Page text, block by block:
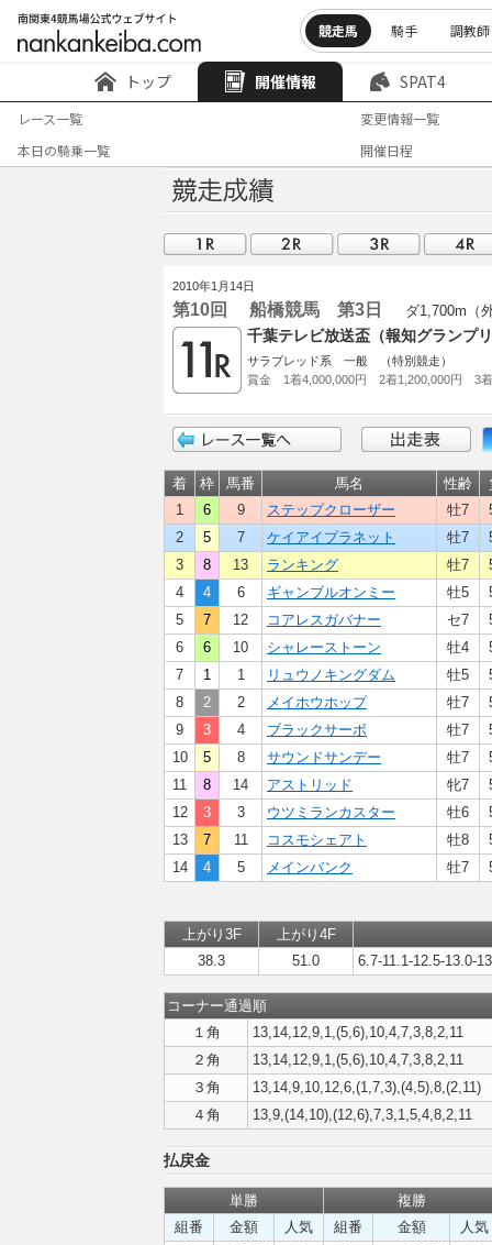
競走馬 騎手 調教師
トップ 開催情報 SPAT4
レース一覧
変更情報一覧
本日の騎乗一覧
開催日程
2010年1月14日
第10回 船橋競馬 第3日 ダ1,700m（
千葉テレビ放送盃（報知グランプ
サラブレッド系 一般 （特別競走）
賞金 1着4,000,000円 2着1,200,000円 3
着 枠 馬番 馬名 性齢
1
6 9 ステップクローザー 牡7
2
5 7 ケイアイプラネット 牡7
3
8 13 ランキング 牡7
4
4 6 ギャンブルオンミー 牡5
5
7 12 コアレスガバナー セ7
6
6 10 シャレーストーン 牡4
7
1 1 リュウノキングダム 牡5
8
2 2 メイホウホップ 牡7
9
3 4 ブラックサーボ 牡7
10
5 8 サウンドサンデー 牡7
11
8 14 アストリッド 牝7
12
3 3 ウツミランカスター 牡6
13
7 11 コスモシェアト 牡8
14
4 5 メインバンク 牡7
上がり3F
上がり4F
38.3
51.0 6.7-11.1-12.5-13.0-
コーナー通過順
１角
13,14,12,9,1,(5,6),10,4,7,3,8,2,11
２角
13,14,12,9,1,(5,6),10,4,7,3,8,2,11
３角
13,14,9,10,12,6,(1,7,3),(4,5),8,(2,11)
４角
13,9,(14,10),(12,6),7,3,1,5,4,8,2,11
払戻金
単勝
複勝
組番
金額 人気 組番 金額
人気